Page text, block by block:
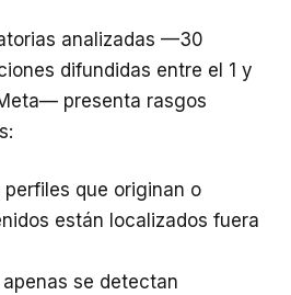
analizadas —30
difundidas entre el 1 y
presenta rasgos
perfiles que originan o
están localizados fuera
se detectan